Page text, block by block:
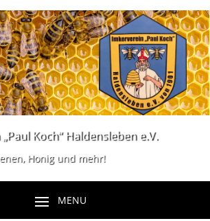
Koch“ Haldensleben e.V.
Honig und mehr!